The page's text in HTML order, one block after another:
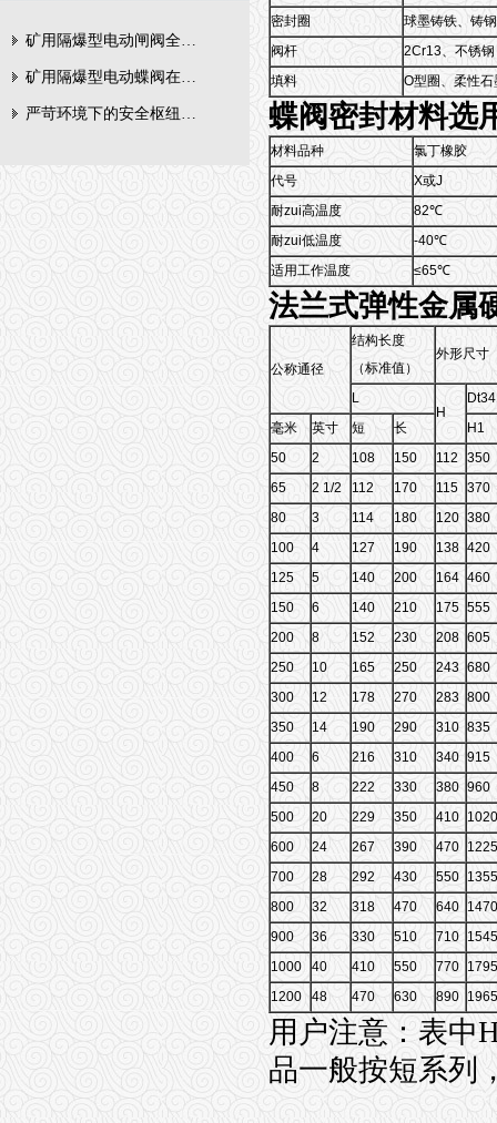
矿用隔爆型电动闸阀全周期维护与故障排查要点
矿用隔爆型电动蝶阀在瓦斯管道控制中的防爆设计与安全标准解析
严苛环境下的安全枢纽：矿用隔爆型电动闸阀的技术剖析
密封圈
球墨铸铁、铸
阀杆
2Cr13、不锈钢
填料
O型圈、柔性石
蝶阀密封材料选
材料品种
氯丁橡胶
代号
X或J
耐zui高温度
82℃
耐zui低温度
-40℃
适用工作温度
≤65℃
法兰式弹性金属
公称通径
结构长度
（标准值）
外形尺寸
L
H
毫米
英寸 短 长
H1
50
2 108 150 112 350
65
2 1/2 112 170 115 370
80
3 114 180 120 380
100
4 127 190 138 420
125
5 140 200 164 460
150
6 140 210 175 555
200
8 152 230 208 605
250
10 165 250 243 680
300
12 178 270 283 800
350
14 190 290 310 835
400
6 216 310 340 915
450
8 222 330 380 960
500
20 229 350 410 1020
600
24 267 390 470 1225
700
28 292 430 550 1355
800
32 318 470 640 1470
900
36 330 510 710 1545
1000
40 410 550 770 1795
1200
48 470 630 890 1965
用户注意：表中
品一般按短系列